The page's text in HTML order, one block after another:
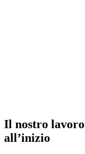
Il nostro
all’inizio